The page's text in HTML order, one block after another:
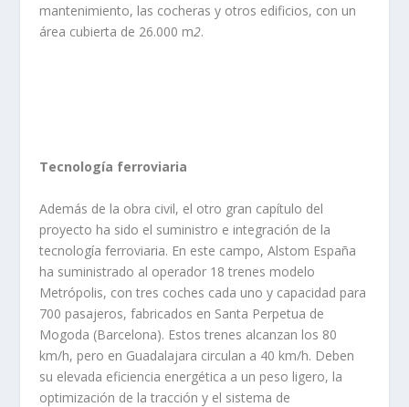
mantenimiento, las cocheras y otros edificios, con un
área cubierta de 26.000 m2.
Tecnología ferroviaria
Además de la obra civil, el otro gran capítulo del
proyecto ha sido el suministro e integración de la
tecnología ferroviaria. En este campo, Alstom España
ha suministrado al operador 18 trenes modelo
Metrópolis, con tres coches cada uno y capacidad para
700 pasajeros, fabricados en Santa Perpetua de
Mogoda (Barcelona). Estos trenes alcanzan los 80
km/h, pero en Guadalajara circulan a 40 km/h. Deben
su elevada eficiencia energética a un peso ligero, la
optimización de la tracción y el sistema de